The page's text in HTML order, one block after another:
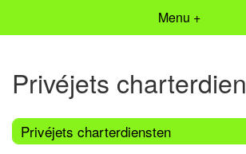
Menu +
Privéjets
Privéjets charterdiensten